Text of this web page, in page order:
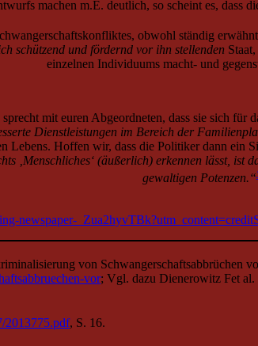
machen m.E. deutlich, so scheint es, dass
obwohl ständig
schützend und fördernd vor ihn stellenden
einzelnen Individuums macht- und
mit euren Abgeordneten, dass sie sich
Dienstleistungen im Bereich der
Lebens. Hoffen wir, dass die Politiker dann ein
‚Menschliches‘ (äußerlich) erkennen lässt,
gewaltigen Potenzen.“
newspaper-
von Schwangerschaftsabbrüchen
vor; Vgl. dazu Dienerowitz Fet al.
2013775.pdf, S. 16.